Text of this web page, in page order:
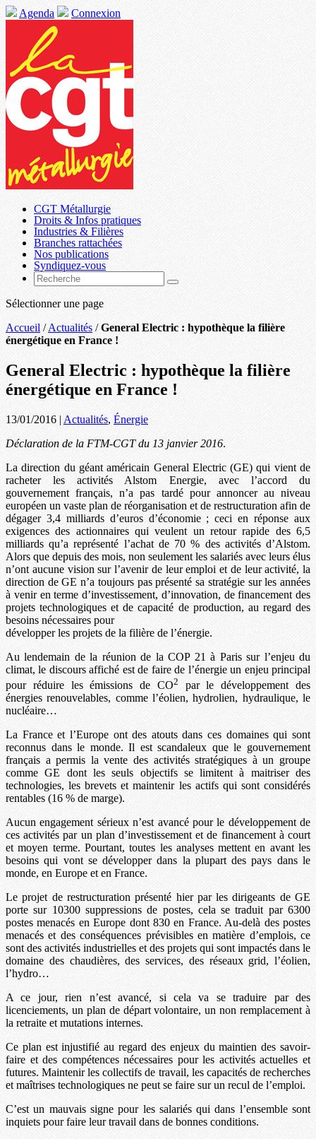
Agenda Connexion
CGT Métallurgie
Droits & Infos pratiques
Industries & Filières
Branches rattachées
Nos publications
Syndiquez-vous
Sélectionner une page
Accueil /Actualités /General Electric : hypothèque la filière
énergétique en France !
General Electric : hypothèque la filière
énergétique en France !
13/01/2016 | Actualités, Énergie
Déclaration de la FTM-CGT du 13 janvier 2016.
La direction du géant américain General Electric (GE) qui vient de
racheter les activités Alstom Energie, avec l’accord du
gouvernement français, n’a pas tardé pour annoncer au niveau
européen un vaste plan de réorganisation et de restructuration afin de
dégager 3,4 milliards d’euros d’économie ; ceci en réponse aux
exigences des actionnaires qui veulent un retour rapide des 6,5
milliards qu’a représenté l’achat de 70 % des activités d’Alstom.
Alors que depuis des mois, non seulement les salariés avec leurs élus
n’ont aucune vision sur l’avenir de leur emploi et de leur activité, la
direction de GE n’a toujours pas présenté sa stratégie sur les années
à venir en terme d’investissement, d’innovation, de financement des
projets technologiques et de capacité de production, au regard des
besoins nécessaires pour
développer les projets de la filière de l’énergie.
Au lendemain de la réunion de la COP 21 à Paris sur l’enjeu du
climat, le discours affiché est de faire de l’énergie un enjeu principal
pour réduire les émissions de CO2
par le développement des
énergies renouvelables, comme l’éolien, hydrolien, hydraulique, le
nucléaire…
La France et l’Europe ont des atouts dans ces domaines qui sont
reconnus dans le monde. Il est scandaleux que le gouvernement
français a permis la vente des activités stratégiques à un groupe
comme GE dont les seuls objectifs se limitent à maitriser des
technologies, les brevets et maintenir les actifs qui sont considérés
rentables (16 % de marge).
Aucun engagement sérieux n’est avancé pour le développement de
ces activités par un plan d’investissement et de financement à court
et moyen terme. Pourtant, toutes les analyses mettent en avant les
besoins qui vont se développer dans la plupart des pays dans le
monde, en Europe et en France.
Le projet de restructuration présenté hier par les dirigeants de GE
porte sur 10300 suppressions de postes, cela se traduit par 6300
postes menacés en Europe dont 830 en France. Au-delà des postes
menacés et des conséquences prévisibles en matière d’emplois, ce
sont des activités industrielles et des projets qui sont impactés dans le
domaine des chaudières, des services, des réseaux grid, l’éolien,
l’hydro…
A ce jour, rien n’est avancé, si cela va se traduire par des
licenciements, un plan de départ volontaire, un non remplacement à
la retraite et mutations internes.
Ce plan est injustifié au regard des enjeux du maintien des savoir-
faire et des compétences nécessaires pour les activités actuelles et
futures. Maintenir les collectifs de travail, les capacités de recherches
et maîtrises technologiques ne peut se faire sur un recul de l’emploi.
C’est un mauvais signe pour les salariés qui dans l’ensemble sont
inquiets pour faire leur travail dans de bonnes conditions.